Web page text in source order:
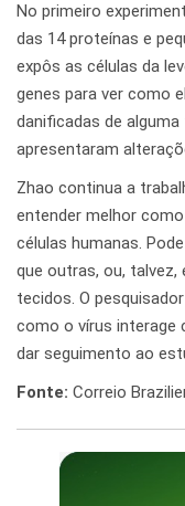
No primeiro
das 14 proteínas e
expôs as células da
genes para ver como
danificadas de
apresentaram
Zhao continua a
entender melhor
células humanas.
que outras, ou,
tecidos. O
como o vírus interage
dar seguimento ao
Fonte: Correio